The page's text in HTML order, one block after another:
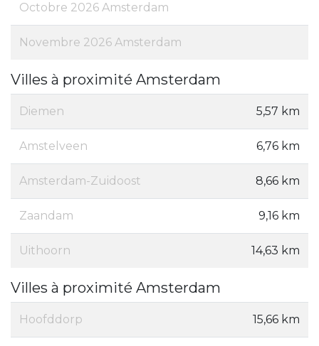
Octobre 2026 Amsterdam
Novembre 2026 Amsterdam
Villes à proximité Amsterdam
Diemen 5,57 km
Amstelveen 6,76 km
Amsterdam-Zuidoost 8,66 km
Zaandam 9,16 km
Uithoorn 14,63 km
Villes à proximité Amsterdam
Hoofddorp 15,66 km